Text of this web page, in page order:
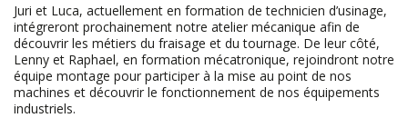
Juri et Luca, actuellement en formation de technicien d’usinage,
intégreront prochainement notre atelier mécanique afin de
découvrir les métiers du fraisage et du tournage. De leur côté,
Lenny et Raphael, en formation mécatronique, rejoindront notre
équipe montage pour participer à la mise au point de nos
machines et découvrir le fonctionnement de nos équipements
industriels.